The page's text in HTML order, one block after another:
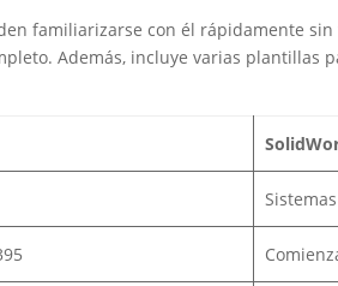
familiarizarse con él rápidamente
Además, incluye varias plantillas